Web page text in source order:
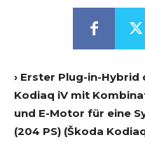
› Erster Plug-in-
Kodiaq iV mit
und E-Motor für eine
(204 PS) (Škoda